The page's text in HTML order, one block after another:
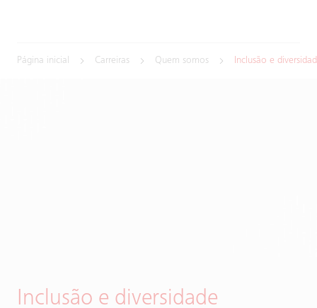
Página inicial Carreiras Quem somos Inclusão e
Inclusão e diversidade